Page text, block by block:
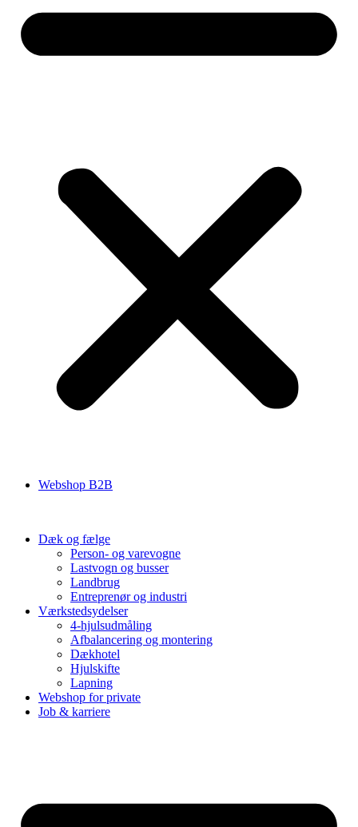
Webshop B2B
Dæk og fælge
Person- og varevogne
Lastvogn og busser
Landbrug
Entreprenør og industri
Værkstedsydelser
4-hjulsudmåling
Afbalancering og montering
Dækhotel
Hjulskifte
Lapning
Webshop for private
Job & karriere